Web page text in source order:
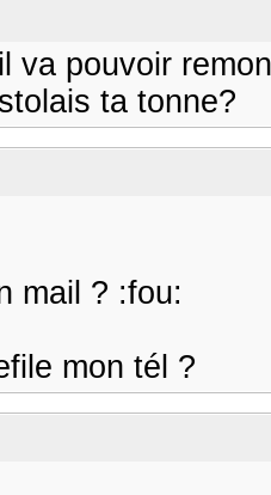
va pouvoir
ta tonne?
mail ? :fou:
mon tél ?